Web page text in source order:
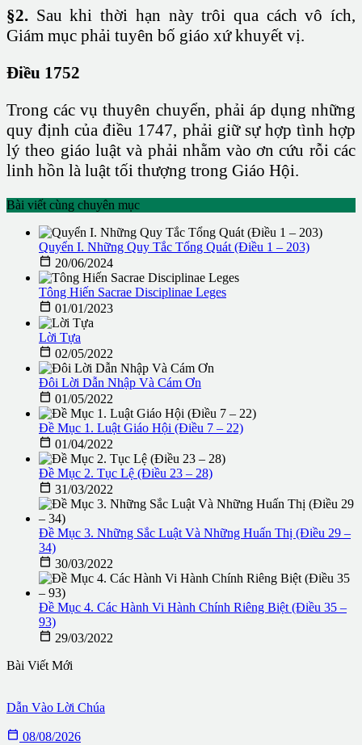
§2. Sau khi thời hạn này trôi qua cách vô ích,
Giám mục phải tuyên bố giáo xứ khuyết vị.
Điều 1752
Trong các vụ thuyên chuyển, phải áp dụng những
quy định của điều 1747, phải giữ sự hợp tình hợp
lý theo giáo luật và phải nhằm vào ơn cứu rỗi các
linh hồn là luật tối thượng trong Giáo Hội.
Bài viết cùng chuyên mục
Quyển I. Những Quy Tắc Tổng Quát (Điều 1 – 203)
 20/06/2024
Tông Hiến Sacrae Disciplinae Leges
 01/01/2023
Lời Tựa
 02/05/2022
Đôi Lời Dẫn Nhập Và Cám Ơn
 01/05/2022
Đề Mục 1. Luật Giáo Hội (Điều 7 – 22)
 01/04/2022
Đề Mục 2. Tục Lệ (Điều 23 – 28)
 31/03/2022
Đề Mục 3. Những Sắc Luật Và Những Huấn Thị (Điều 29 –
34)
 30/03/2022
Đề Mục 4. Các Hành Vi Hành Chính Riêng Biệt (Điều 35 –
93)
 29/03/2022
Bài Viết Mới
Dẫn Vào Lời Chúa
 08/08/2026